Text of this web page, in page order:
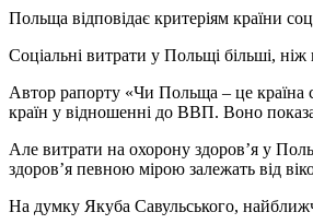
Польща відповідає критеріям країни
Соціальні витрати у Польщі більші,
Автор рапорту «Чи Польща – це країна
країн у відношенні до ВВП. Воно
Але витрати на охорону здоров’я у
здоров’я певною мірою залежать від
На думку Якуба Савульського,